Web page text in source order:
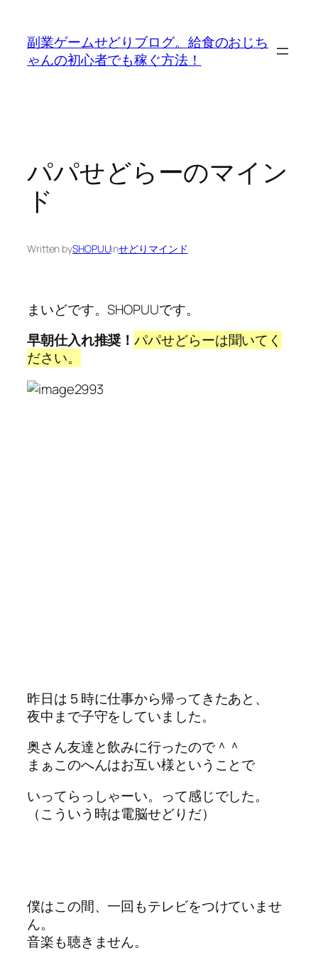
副業ゲームせどりブログ。給食のおじち
ゃんの初心者でも稼ぐ方法！
パパせどらーのマイン
ド
Written bySHOPUUinせどりマインド
まいどです。SHOPUUです。
早朝仕入れ推奨！パパせどらーは聞いてく
ださい。
昨日は５時に仕事から帰ってきたあと、
夜中まで子守をしていました。
奥さん友達と飲みに行ったので＾＾
まぁこのへんはお互い様ということで
いってらっしゃーい。って感じでした。
（こういう時は電脳せどりだ）
僕はこの間、一回もテレビをつけていませ
ん。
音楽も聴きません。